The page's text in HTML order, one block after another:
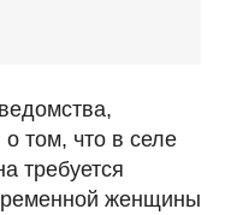
том, что в селе
требуется
женщины